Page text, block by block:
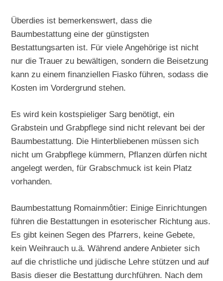
Überdies ist bemerkenswert, dass die
Baumbestattung eine der günstigsten
Bestattungsarten ist. Für viele Angehörige ist nicht
nur die Trauer zu bewältigen, sondern die Beisetzung
kann zu einem finanziellen Fiasko führen, sodass die
Kosten im Vordergrund stehen.
Es wird kein kostspieliger Sarg benötigt, ein
Grabstein und Grabpflege sind nicht relevant bei der
Baumbestattung. Die Hinterbliebenen müssen sich
nicht um Grabpflege kümmern, Pflanzen dürfen nicht
angelegt werden, für Grabschmuck ist kein Platz
vorhanden.
Baumbestattung Romainmôtier: Einige Einrichtungen
führen die Bestattungen in esoterischer Richtung aus.
Es gibt keinen Segen des Pfarrers, keine Gebete,
kein Weihrauch u.ä. Während andere Anbieter sich
auf die christliche und jüdische Lehre stützen und auf
Basis dieser die Bestattung durchführen. Nach dem